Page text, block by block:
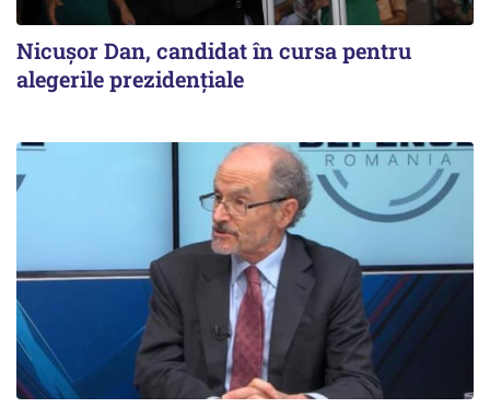
Nicușor Dan, candidat în cursa pentru
alegerile prezidențiale